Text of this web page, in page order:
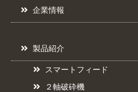
企業情報
製品紹介
スマートフィード
２軸破砕機